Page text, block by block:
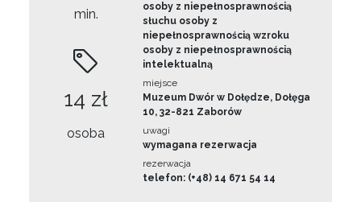
min.
14 zł
osoba
osoby z niepełnosprawnością
słuchu osoby z
niepełnosprawnością wzroku
osoby z niepełnosprawnością
intelektualną
miejsce
Muzeum Dwór w Dołędze, Dołęga
10, 32-821 Zaborów
uwagi
wymagana rezerwacja
rezerwacja
telefon: (+48) 14 671 54 14